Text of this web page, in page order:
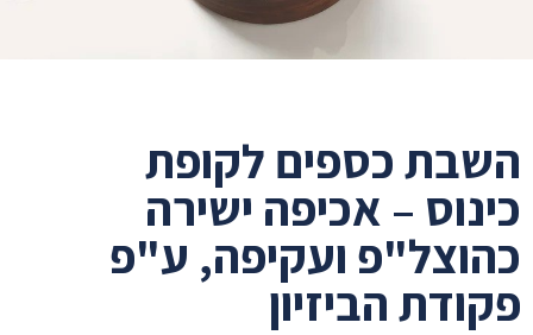
השבת כספים לקופת
כינוס – אכיפה ישירה
כהוצל"פ ועקיפה, ע"פ
פקודת הביזיון